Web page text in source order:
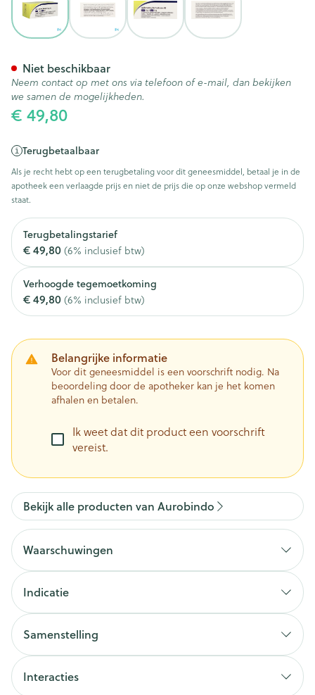
€ 49,80
Terugbetaalbaar
Als je recht hebt op een terugbetaling voor dit geneesmiddel, betaal je in de
apotheek een verlaagde prijs en niet de prijs die op onze webshop vermeld
staat.
Terugbetalingstarief
€ 49,80(6% inclusief btw)
Verhoogde tegemoetkoming
€ 49,80(6% inclusief btw)
Belangrijke informatie
Voor dit geneesmiddel is een voorschrift nodig. Na
beoordeling door de apotheker kan je het komen
afhalen en betalen.
Ik weet dat dit product een voorschrift
vereist.
Niet beschikbaar
Neem contact op met ons via telefoon of e-mail, dan bekijken
we samen de mogelijkheden.
Bekijk alle producten van Aurobindo
Waarschuwingen
WANNEER MAG U DIT MIDDEL NIET GEBRUIKEN OF
MOET U ER EXTRA VOORZICHTIG MEE ZIJN?
Wanneer mag u dit middel niet gebruiken?
Indicatie
Samenstelling
De werkzame stoffen in dit middel zijn
solifenacinesuccinaat en tamsulosinehydrochloride.
Interacties